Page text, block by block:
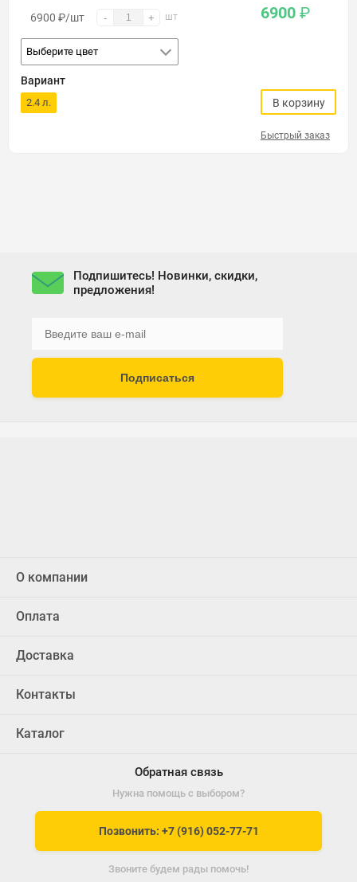
6900 ₽/шт - + шт
Выберите цвет
Вариант
2.4 л.
6900 ₽
В корзину
Быстрый заказ
Подпишитесь! Новинки, скидки,
предложения!
Подписаться
О компании
Оплата
Доставка
Контакты
Каталог
Обратная связь
Нужна помощь с выбором?
Позвонить: +7 (916) 052-77-71
Звоните будем рады помочь!